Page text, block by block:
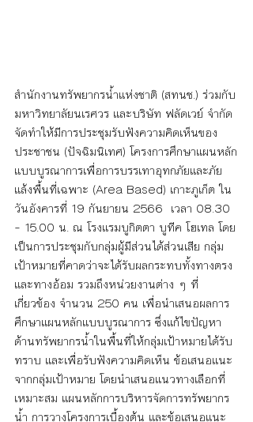
สำนักงานทรัพยากรน้ำแห่งชาติ (สทนช.) ร่วมกับ
มหาวิทยาลัยนเรศวร และบริษัท ฟลัดเวย์ จำกัด
จัดทำให้มีการประชุมรับฟังความคิดเห็นของ
ประชาชน (ปัจฉิมนิเทศ) โครงการศึกษาแผนหลัก
แบบบูรณาการเพื่อการบรรเทาอุทกภัยและภัย
แล้งพื้นที่เฉพาะ (Area Based) เกาะภูเก็ต ใน
วันอังคารที่ 19 กันยายน 2566  เวลา 08.30
– 15.00 น. ณ โรงแรมบูกิตตา บูทีค โฮเทล โดย
เป็นการประชุมกับกลุ่มผู้มีส่วนได้ส่วนเสีย กลุ่ม
เป้าหมายที่คาดว่าจะได้รับผลกระทบทั้งทางตรง
และทางอ้อม รวมถึงหน่วยงานต่าง ๆ ที่
เกี่ยวข้อง จำนวน 250 คน เพื่อนำเสนอผลการ
ศึกษาแผนหลักแบบบูรณาการ ซึ่งแก้ไขปัญหา
ด้านทรัพยากรน้ำในพื้นที่ให้กลุ่มเป้าหมายได้รับ
ทราบ และเพื่อรับฟังความคิดเห็น ข้อเสนอแนะ
จากกลุ่มเป้าหมาย โดยนำเสนอแนวทางเลือกที่
เหมาะสม แผนหลักการบริหารจัดการทรัพยากร
น้ำ การวางโครงการเบื้องต้น และข้อเสนอแนะ